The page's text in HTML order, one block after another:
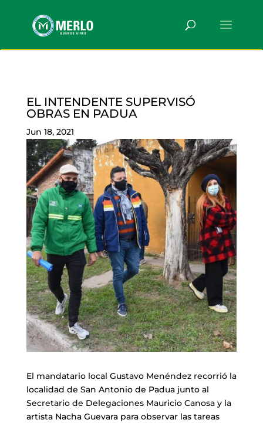
EL INTENDENTE SUPERVISÓ
OBRAS EN PADUA
Jun 18, 2021
El mandatario local Gustavo Menéndez recorrió la
localidad de San Antonio de Padua junto al
Secretario de Delegaciones Mauricio Canosa y la
artista Nacha Guevara para observar las tareas